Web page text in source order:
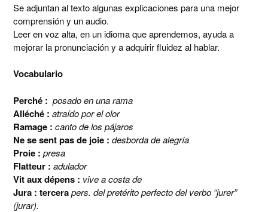
Se adjuntan al texto algunas explicaciones para una mejor
comprensión y un audio.
Leer en voz alta, en un idioma que aprendemos, ayuda a
mejorar la pronunciación y a adquirir fluidez al hablar.
Vocabulario
Perché : posado en una rama
Alléché : atraído por el olor
Ramage : canto de los pájaros
Ne se sent pas de joie : desborda de alegría
Proie : presa
Flatteur : adulador
Vit aux dépens : vive a costa de
Jura : tercerapers. del pretérito perfecto del verbo “jurer”
(jurar).